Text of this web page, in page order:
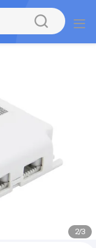
2/3